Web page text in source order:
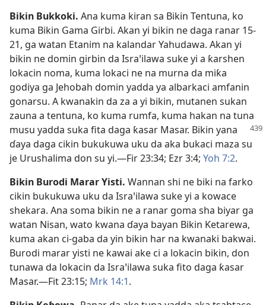
Bikin Bukkoki. Ana kuma kiran sa Bikin Tentuna, ko
kuma Bikin Gama Girbi. Akan yi bikin ne daga ranar 15-
21, ga watan Etanim na kalandar Yahudawa. Akan yi
bikin ne domin girbin da Israꞌilawa suke yi a ƙarshen
lokacin noma, kuma lokaci ne na murna da miƙa
godiya ga Jehobah domin yadda ya albarkaci amfanin
gonarsu. A kwanakin da za a yi bikin, mutanen sukan
zauna a tentuna, ko kuma rumfa, kuma hakan na tuna
musu yadda suka fita daga ƙasar Masar. Bikin yana
ɗaya daga cikin bukukuwa uku da aka bukaci maza su
je Urushalima don su yi.​—Fir 23:34; Ezr 3:4; Yoh 7:2.
Bikin Burodi Marar Yisti. Wannan shi ne biki na farko
cikin bukukuwa uku da Israꞌilawa suke yi a kowace
shekara. Ana soma bikin ne a ranar goma sha biyar ga
watan Nisan, wato kwana ɗaya bayan Bikin Ƙetarewa,
kuma akan ci-gaba da yin bikin har na kwanaki bakwai.
Burodi marar yisti ne kawai ake ci a lokacin bikin, don
tunawa da lokacin da Israꞌilawa suka fito daga ƙasar
Masar.​—Fit 23:15; Mrk 14:1.